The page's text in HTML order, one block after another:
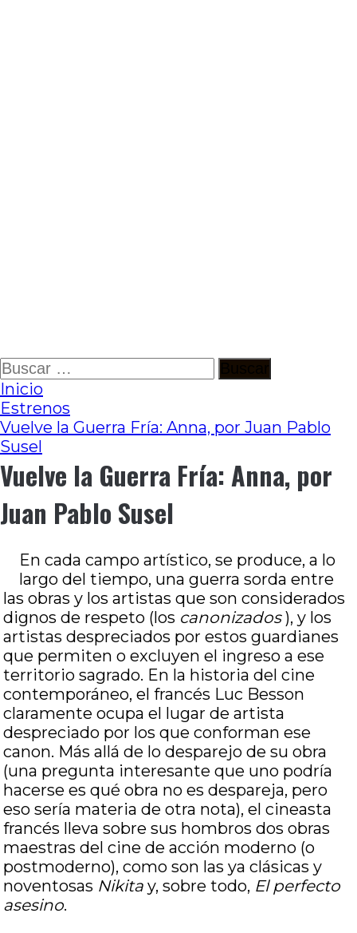
Ir
al
contenido
Buscar:
Inicio
Estrenos
Vuelve la Guerra Fría: Anna, por Juan Pablo
Susel
Vuelve la Guerra Fría: Anna, por
Juan Pablo Susel
En cada campo artístico, se produce, a lo
largo del tiempo, una guerra sorda entre
las obras y los artistas que son considerados
dignos de respeto (los canonizados), y los
artistas despreciados por estos guardianes
que permiten o excluyen el ingreso a ese
territorio sagrado. En la historia del cine
contemporáneo, el francés Luc Besson
claramente ocupa el lugar de artista
despreciado por los que conforman ese
canon. Más allá de lo desparejo de su obra
(una pregunta interesante que uno podría
hacerse es qué obra no es despareja, pero
eso sería materia de otra nota), el cineasta
francés lleva sobre sus hombros dos obras
maestras del cine de acción moderno (o
postmoderno), como son las ya clásicas y
noventosas Nikita y, sobre todo, El perfecto
asesino.